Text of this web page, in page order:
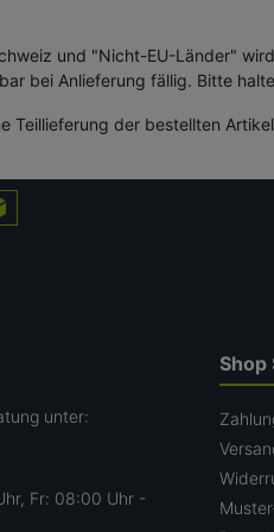
und "Nicht-EU-Länder"
bei Anlieferung fällig. Bitte
Teillieferung der bestellten
unter:
Fr: 08:00 Uhr -
Shop